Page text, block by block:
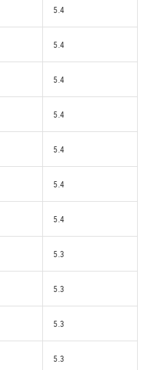
5.4
5.4
5.4
5.4
5.4
5.4
5.4
5.3
5.3
5.3
5.3